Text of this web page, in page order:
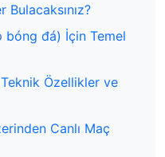
Bulacaksınız?
bóng đá) İçin Temel
Özellikler ve
Canlı Maç